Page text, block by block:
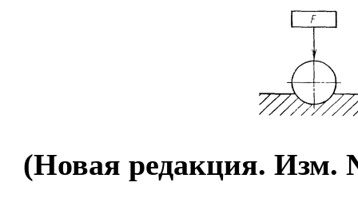
(Новая редакция. Изм.